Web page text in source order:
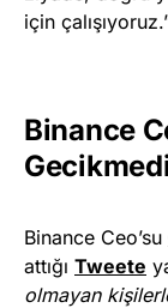
için
Binance
Binance Ceo’su
attığı Tweete
olmayan